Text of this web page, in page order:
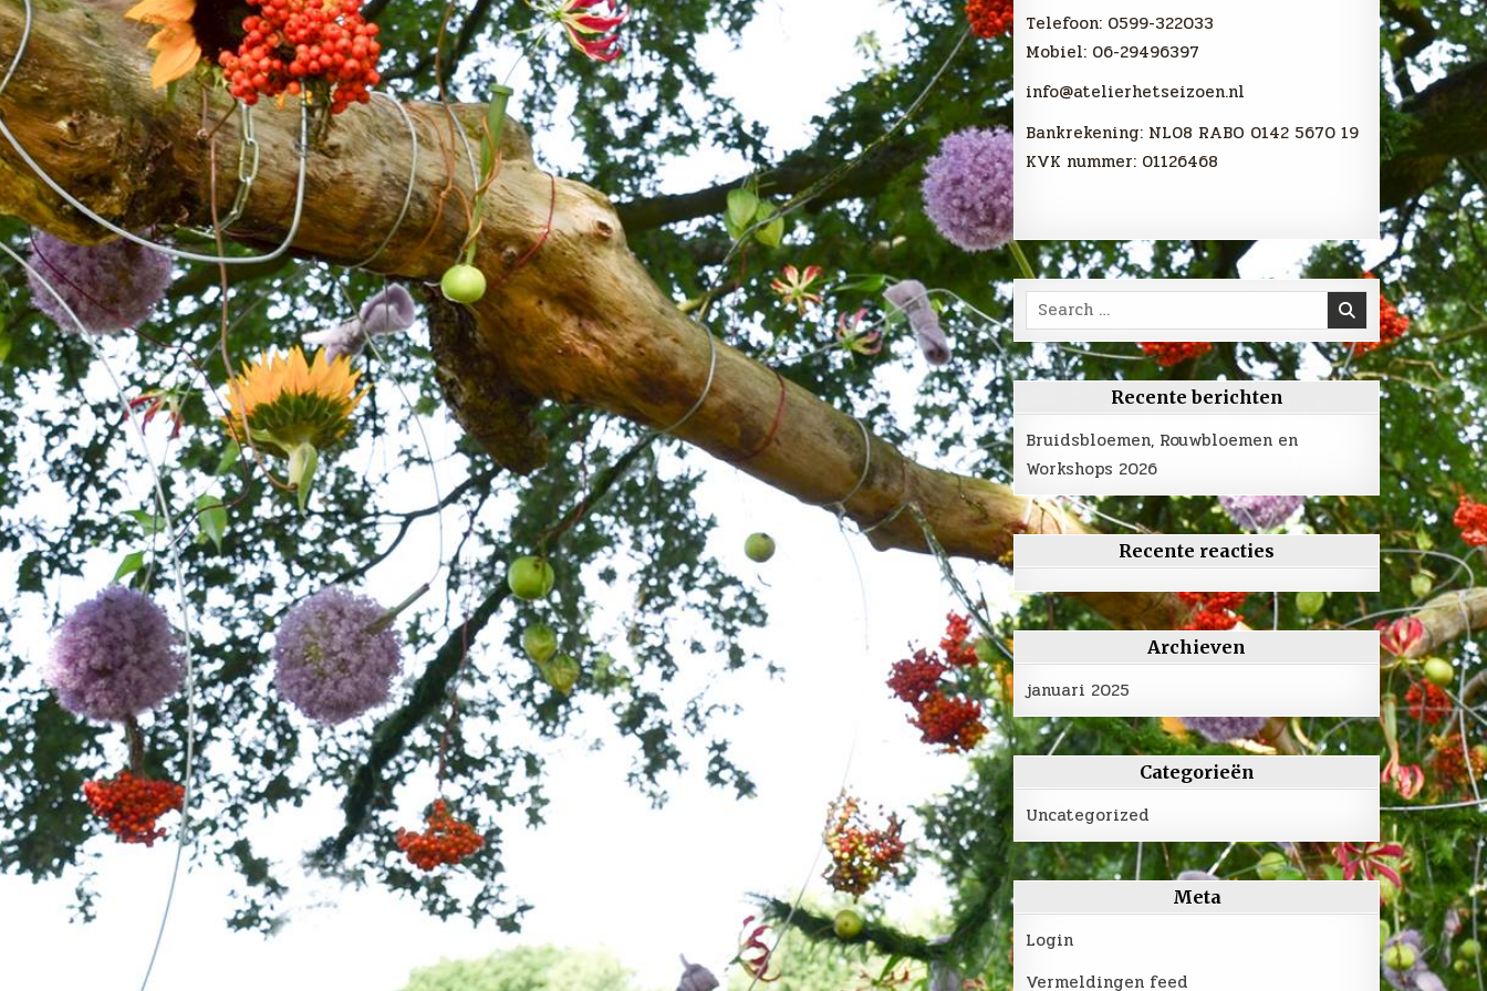
Telefoon: 0599-322033
Mobiel: 06-29496397
info@atelierhetseizoen.nl
Bankrekening: NL08 RABO 0142 5670 19
KVK nummer: 01126468
Search
for:
Recente berichten
Bruidsbloemen, Rouwbloemen en
Workshops 2026
Recente reacties
Archieven
januari 2025
Categorieën
Uncategorized
Meta
Login
Vermeldingen feed